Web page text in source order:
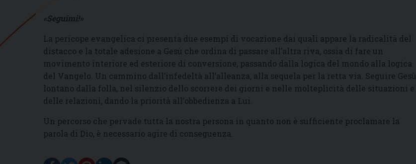
«Seguimi!»
La pericope evangelica ci presenta due esempi di vocazione dai quali appare la radicalità del
distacco e la totale adesione a Gesù che ordina di passare all’altra riva, ossia di fare un
movimento interiore ed esteriore di conversione, passando dalla logica del mondo alla logica
del Vangelo. Un cammino dall’infedeltà all’alleanza, alla sequela per la retta via. Seguire Gesù
lontano dalla folla, nel silenzio dello scorrere dei giorni e nelle molteplicità delle situazioni e
delle relazioni, dando la priorità all’obbedienza a Lui.
Un percorso che pervade tutta la nostra persona in quanto non è sufficiente proclamare la
parola di Dio, è necessario agire di conseguenza.